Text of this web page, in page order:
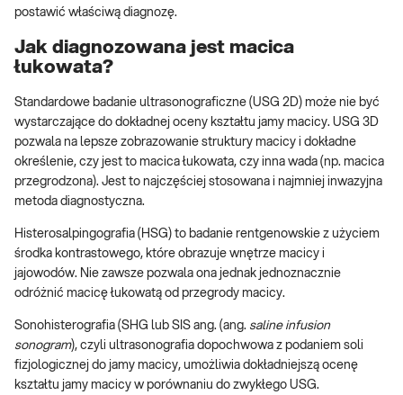
postawić właściwą diagnozę.
Jak diagnozowana jest macica
łukowata?
Standardowe badanie ultrasonograficzne (USG 2D) może nie być
wystarczające do dokładnej oceny kształtu jamy macicy. USG 3D
pozwala na lepsze zobrazowanie struktury macicy i dokładne
określenie, czy jest to macica łukowata, czy inna wada (np. macica
przegrodzona). Jest to najczęściej stosowana i najmniej inwazyjna
metoda diagnostyczna.
Histerosalpingografia (HSG) to badanie rentgenowskie z użyciem
środka kontrastowego, które obrazuje wnętrze macicy i
jajowodów. Nie zawsze pozwala ona jednak jednoznacznie
odróżnić macicę łukowatą od przegrody macicy.
Sonohisterografia (SHG lub SIS ang. (ang. saline infusion
sonogram), czyli ultrasonografia dopochwowa z podaniem soli
fizjologicznej do jamy macicy, umożliwia dokładniejszą ocenę
kształtu jamy macicy w porównaniu do zwykłego USG.